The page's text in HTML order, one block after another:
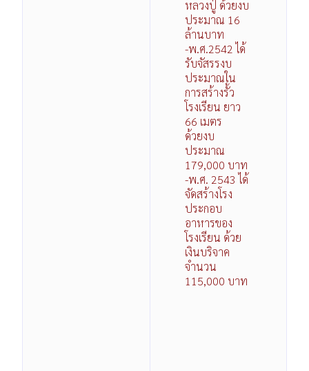
หลวงปู่ ด้วยงบ
ประมาณ 16
ล้านบาท
-พ.ศ.2542 ได้
รับจัสรรงบ
ประมาณใน
การสร้างรั้ว
โรงเรียน ยาว
66 เมตร
ด้วยงบ
ประมาณ
179,000 บาท
-พ.ศ. 2543 ได้
จัดสร้างโรง
ประกอบ
อาหารของ
โรงเรียน ด้วย
เงินบริจาค
จำนวน
115,000 บาท